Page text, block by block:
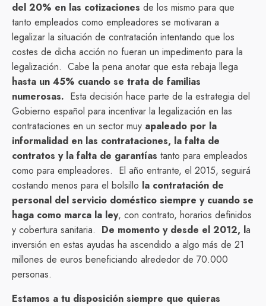
del 20% en las cotizaciones de los mismo para que
tanto empleados como empleadores se motivaran a
legalizar la situación de contratación intentando que los
costes de dicha acción no fueran un impedimento para la
legalización. Cabe la pena anotar que esta rebaja llega
hasta un 45% cuando se trata de familias
numerosas. Esta decisión hace parte de la estrategia del
Gobierno español para incentivar la legalización en las
contrataciones en un sector muy apaleado por la
informalidad en las contrataciones, la falta de
contratos y la falta de garantías tanto para empleados
como para empleadores. El año entrante, el 2015, seguirá
costando menos para el bolsillo la contratación de
personal del servicio doméstico siempre y cuando se
haga como marca la ley, con contrato, horarios definidos
y cobertura sanitaria. De momento y desde el 2012, la
inversión en estas ayudas ha ascendido a algo más de 21
millones de euros beneficiando alrededor de 70.000
personas.
Estamos a tu disposición siempre que quieras